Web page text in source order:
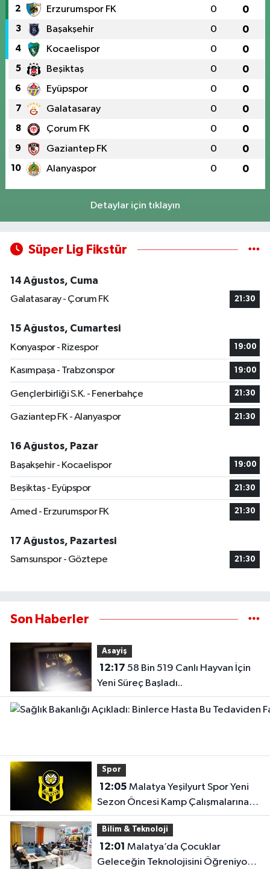
2 Erzurumspor FK 0 0
3 Başakşehir 0 0
4 Kocaelispor 0 0
5 Beşiktaş 0 0
6 Eyüpspor 0 0
7 Galatasaray 0 0
8 Çorum FK 0 0
9 Gaziantep FK 0 0
10 Alanyaspor 0 0
Detaylar için tıklayın
Süper Lig Fikstür
14 Ağustos, Cuma
Galatasaray - Çorum FK
21:30
15 Ağustos, Cumartesi
Konyaspor - Rizespor
19:00
Kasımpaşa - Trabzonspor 19:00
Gençlerbirliği S.K. - Fenerbahçe 21:30
Gaziantep FK - Alanyaspor 21:30
16 Ağustos, Pazar
Başakşehir - Kocaelispor
19:00
Beşiktaş - Eyüpspor 21:30
Amed - Erzurumspor FK 21:30
17 Ağustos, Pazartesi
Samsunspor - Göztepe
21:30
Son Haberler
Asayiş
12:17
Yeni Süreç Başladı..
Spor
12:05
Sezon Öncesi Kamp Çalışmalarına
Hız Verdi..
Bilim & Teknoloji
12:01
Geleceğin Teknolojisini Öğreniyor: